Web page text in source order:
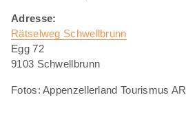
Adresse:
Rätselweg Schwellbrunn
Egg 72
9103 Schwellbrunn
Fotos: Appenzellerland Tourismus AR